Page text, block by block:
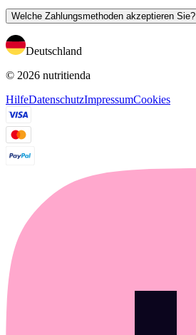
Welche Zahlungsmethoden akzeptieren Sie?
Deutschland
© 2026 nutritienda
HilfeDatenschutzImpressumCookies